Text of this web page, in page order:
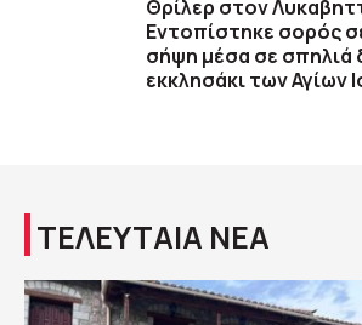
Θρίλερ στον
Εντοπίστηκε σορός
σήψη μέσα σε σπηλιά
εκκλησάκι των Αγίων
ΤΕΛΕΥΤΑΙΑ ΝΕΑ